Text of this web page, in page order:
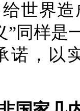
世界
”同样是
诺，以